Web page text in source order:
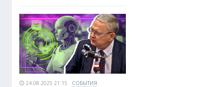
24.08.2025 21:15 СОБЫТИЯ